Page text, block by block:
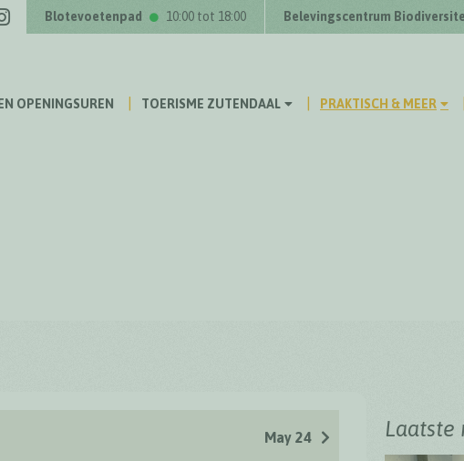
Instagram
Blotevoetenpad 10:00 tot 18:00 Belevingscentrum
OPENINGSUREN TOERISME ZUTENDAAL PRAKTISCH & MEER
May 24 Laatste